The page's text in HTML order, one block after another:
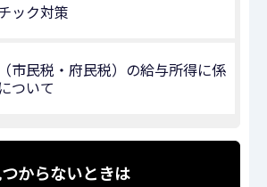
ック対策
市民税・府民税）の給与所得に係
ついて
からないときは